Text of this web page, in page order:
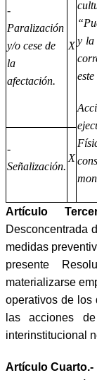
-
Paralización
y/o cese de
la
afectación.
Xy la
-
Señalización.
X
Artículo
Desconcentrada
medidas
presente
materializarse
operativos de los
las acciones
interinstitucional
Artículo Cuarto.-